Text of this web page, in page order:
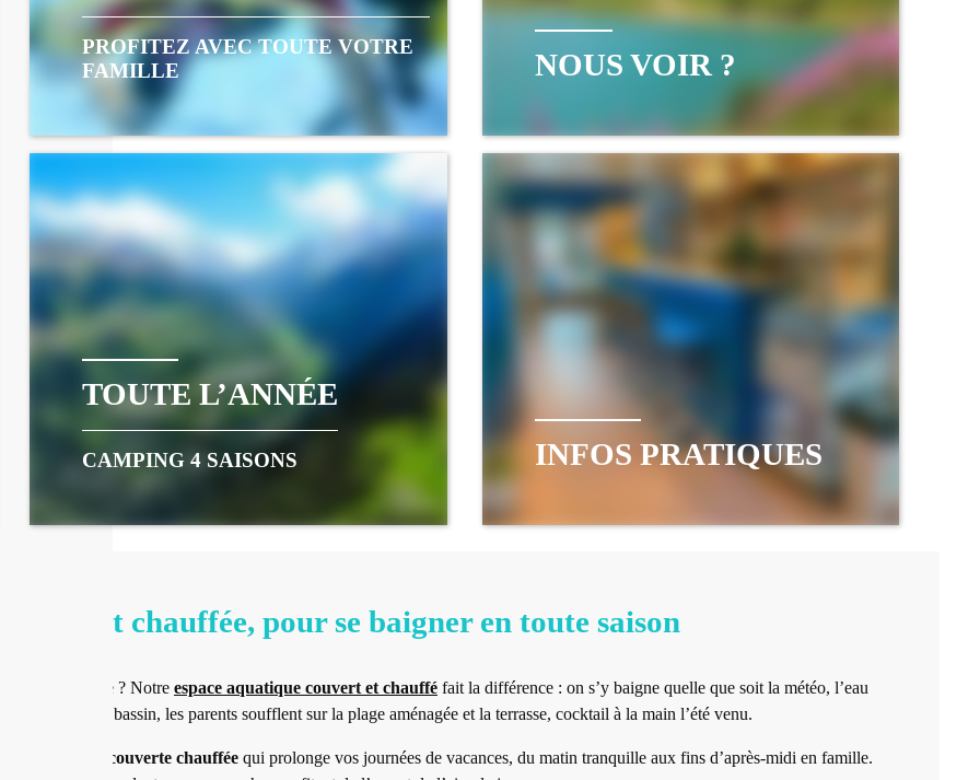
PROFITEZ AVEC TOUTE VOTRE
FAMILLE
TOUTE L’ANNÉE
CAMPING 4 SAISONS
NOUS VOIR ?
INFOS PRATIQUES
et chauffée, pour se baigner en toute saison
, ça vous tente ? Notre espace aquatique couvert et chauffé fait la différence : on s’y baigne quelle que soit la météo, l’eau
adorent le bassin, les parents soufflent sur la plage aménagée et la terrasse, cocktail à la main l’été venu.
piscine couverte chaufféequi prolonge vos journées de vacances, du matin tranquille aux fins d’après-midi en famille.